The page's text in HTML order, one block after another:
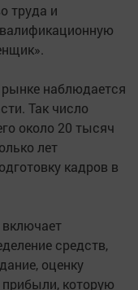
труда и
наблюдается
Так число
около 20 тысяч
лет
кадров в
включает
средств,
оценку
которую